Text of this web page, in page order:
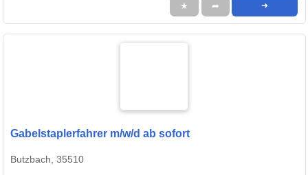
★ ➦ ➜
Gabelstaplerfahrer m/w/d ab sofort
Butzbach, 35510